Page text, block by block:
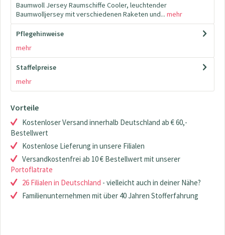
Baumwoll Jersey Raumschiffe Cooler, leuchtender
Baumwolljersey mit verschiedenen Raketen und... mehr
Pflegehinweise
mehr
Staffelpreise
mehr
Vorteile
Kostenloser Versand innerhalb Deutschland ab € 60,-
Bestellwert
Kostenlose Lieferung in unsere Filialen
Versandkostenfrei ab 10 € Bestellwert mit unserer
Portoflatrate
26 Filialen in Deutschland - vielleicht auch in deiner Nähe?
Familienunternehmen mit über 40 Jahren Stofferfahrung